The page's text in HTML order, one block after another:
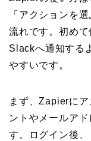
「アクションを
流れです。初め
Slackへ通知する
やすいです。
まず、Zapierに
ントやメールア
す。ログイン後